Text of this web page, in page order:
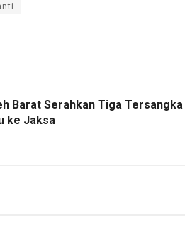
Barat Serahkan Tiga Tersangka
ke Jaksa